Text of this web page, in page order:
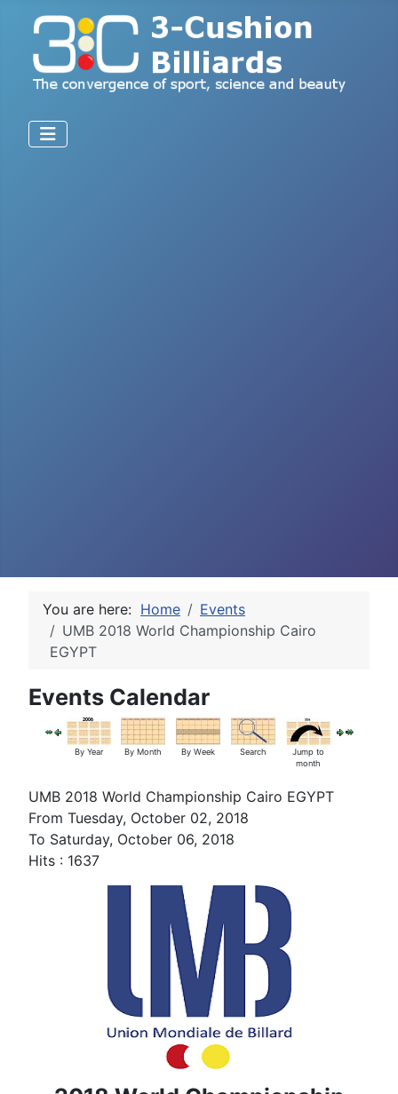
You are here: Home
Events
UMB 2018 World Championship Cairo
EGYPT
Events Calendar
By Year By Month By Week Search
Jump to
month
UMB 2018 World Championship Cairo EGYPT
From Tuesday, October 02, 2018
To Saturday, October 06, 2018
Hits : 1637